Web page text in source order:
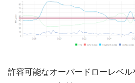
許容可能なオーバードローレベ